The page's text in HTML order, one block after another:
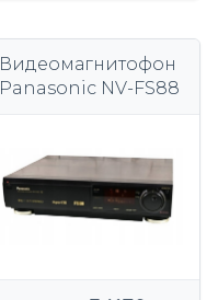
Видеомагнитофон
Panasonic NV-FS88